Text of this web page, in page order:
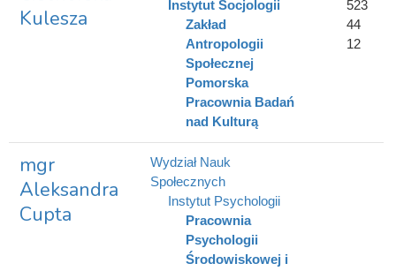
Kulesza
523
44
12
Instytut Socjologii
Zakład
Antropologii
Społecznej
Pomorska
Pracownia Badań
nad Kulturą
mgr
Aleksandra
Cupta
Wydział Nauk
Społecznych
Instytut Psychologii
Pracownia
Psychologii
Środowiskowej i